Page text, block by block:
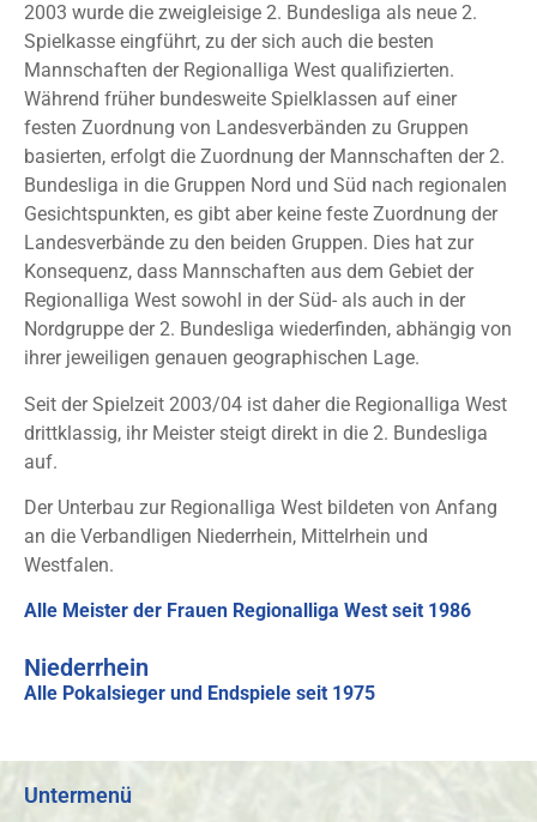
2003 wurde die zweigleisige 2. Bundesliga als neue 2.
Spielkasse eingführt, zu der sich auch die besten
Mannschaften der Regionalliga West qualifizierten.
Während früher bundesweite Spielklassen auf einer
festen Zuordnung von Landesverbänden zu Gruppen
basierten, erfolgt die Zuordnung der Mannschaften der 2.
Bundesliga in die Gruppen Nord und Süd nach regionalen
Gesichtspunkten, es gibt aber keine feste Zuordnung der
Landesverbände zu den beiden Gruppen. Dies hat zur
Konsequenz, dass Mannschaften aus dem Gebiet der
Regionalliga West sowohl in der Süd- als auch in der
Nordgruppe der 2. Bundesliga wiederfinden, abhängig von
ihrer jeweiligen genauen geographischen Lage.
Seit der Spielzeit 2003/04 ist daher die Regionalliga West
drittklassig, ihr Meister steigt direkt in die 2. Bundesliga
auf.
Der Unterbau zur Regionalliga West bildeten von Anfang
an die Verbandligen Niederrhein, Mittelrhein und
Westfalen.
Alle Meister der Frauen Regionalliga West seit 1986
Niederrhein
Alle Pokalsieger und Endspiele seit 1975
Untermenü